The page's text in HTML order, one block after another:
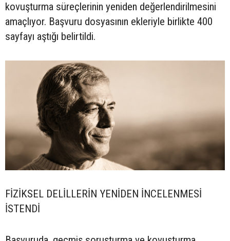
kovuşturma süreçlerinin yeniden değerlendirilmesini
amaçlıyor. Başvuru dosyasının ekleriyle birlikte 400
sayfayı aştığı belirtildi.
FİZİKSEL DELİLLERİN YENİDEN İNCELENMESİ
İSTENDİ